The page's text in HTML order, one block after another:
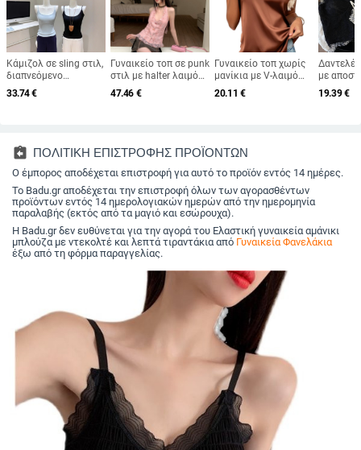
Κάμιζολ σε sling στιλ,
διαπνεόμενο
ακρυλικό νήμα,
μικροελαστικό, κοντό
33.74€
Γυναικείο τοπ σε punk
στιλ με halter λαιμό
και δαντελωτή
επένδυση, στενή
ιμάνες
47.46 €
Γυναικείο τοπ χωρίς
μανίκια με V-λαιμό
και ρυθμιζόμενες
λεπτές τιράντες,
έκδοση, Άνοιξη 2025
20.11 €
με
19.39€
assignment_return ΠΟΛΙΤΙΚΗ ΕΠΙΣΤΡΟΦΗΣ ΠΡΟΪΟΝΤΩΝ
Ο έμπορος αποδέχεται επιστροφή για αυτό το προϊόν εντός 14 ημέρες.
Το Badu.gr αποδέχεται την επιστροφή όλων των αγορασθέντων
προϊόντων εντός 14 ημερολογιακών ημερών από την ημερομηνία
παραλαβής (εκτός από τα μαγιό και εσώρουχα).
Η Badu.gr δεν ευθύνεται για την αγορά του Ελαστική γυναικεία αμάνικι
μπλούζα με ντεκολτέ και λεπτά τιραντάκια από Γυναικεία Φανελάκια
έξω από τη φόρμα παραγγελίας.